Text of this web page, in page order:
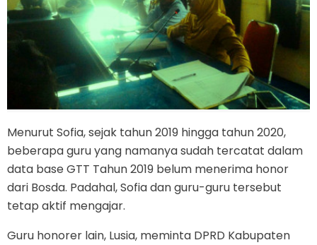
Menurut Sofia, sejak tahun 2019 hingga tahun 2020,
beberapa guru yang namanya sudah tercatat dalam
data base GTT Tahun 2019 belum menerima honor
dari Bosda. Padahal, Sofia dan guru-guru tersebut
tetap aktif mengajar.
Guru honorer lain, Lusia, meminta DPRD Kabupaten